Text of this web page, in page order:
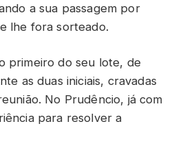
a sua passagem por
lhe fora sorteado.
primeiro do seu lote, de
as duas iniciais, cravadas
No Prudêncio, já com
para resolver a